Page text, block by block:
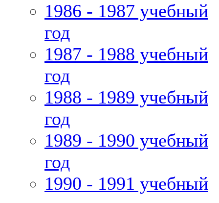
1986 - 1987 учебный
год
1987 - 1988 учебный
год
1988 - 1989 учебный
год
1989 - 1990 учебный
год
1990 - 1991 учебный